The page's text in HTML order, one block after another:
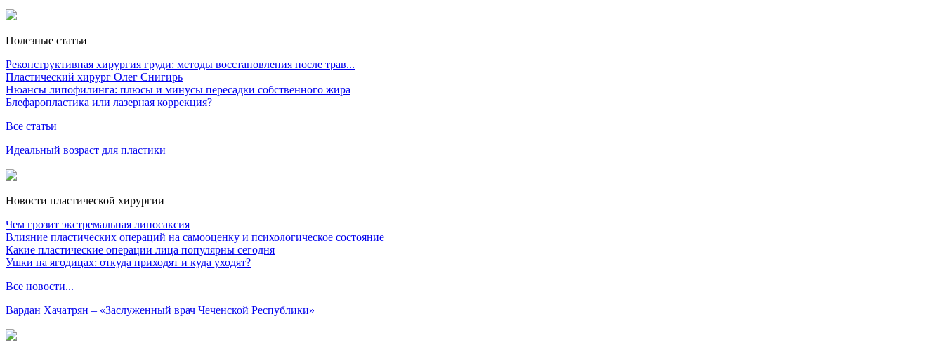
Полезные статьи
Реконструктивная хирургия груди: методы восстановления после трав...
Пластический хирург Олег Снигирь
Нюансы липофилинга: плюсы и минусы пересадки собственного жира
Блефаропластика или лазерная коррекция?
Все статьи
Идеальный возраст для пластики
Новости пластической хирургии
Чем грозит экстремальная липосаксия
Влияние пластических операций на самооценку и психологическое состояние
Какие пластические операции лица популярны сегодня
Ушки на ягодицах: откуда приходят и куда уходят?
Все новости...
Вардан Хачатрян – «Заслуженный врач Чеченской Республики»